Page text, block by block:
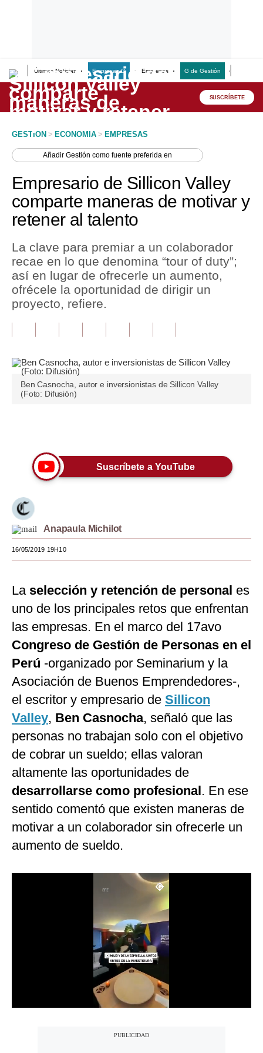
Últimas Noticias Empresas G Empresas G de Gestión
Lo último
Peru Quiosco
Economía
Mercados
Política
Tu Dinero
Finanzas Personales
Opinión
Tendencias
Lujo
Viajes
Mundo
EEUU
España
Internacional
Club del Suscriptor
Mix
G de Gestión
Notas Contratadas
Podcast
Gestión TV
Videos
SUSCRÍBETE
GESTION > ECONOMIA > EMPRESAS
AñadirGestión como fuente preferida en
Empresario de Sillicon Valley
comparte maneras de motivar y
retener al talento
La clave para premiar a un colaborador
recae en lo que denomina “tour of duty”;
así en lugar de ofrecerle un aumento,
ofrécele la oportunidad de dirigir un
proyecto, refiere.
Ben Casnocha, autor e inversionistas de Sillicon Valley
(Foto: Difusión)
Suscríbete a YouTube
Anapaula Michilot
16/05/2019 19H10
La selección y retención de personal es
uno de los principales retos que enfrentan
las empresas. En el marco del 17avo
Congreso de Gestión de Personas en el
Perú -organizado por Seminarium y la
Asociación de Buenos Emprendedores-,
el escritor y empresario de Sillicon
Valley, Ben Casnocha, señaló que las
personas no trabajan solo con el objetivo
de cobrar un sueldo; ellas valoran
altamente las oportunidades de
desarrollarse como profesional. En ese
sentido comentó que existen maneras de
motivar a un colaborador sin ofrecerle un
aumento de sueldo.